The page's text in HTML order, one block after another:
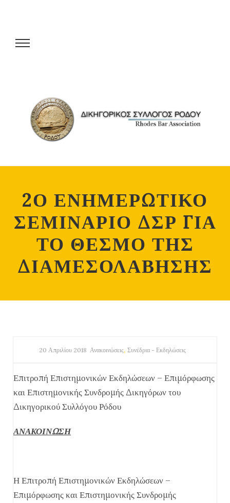
2Ο ΕΝΗΜΕΡΩΤΙΚΟ
ΣΕΜΙΝΑΡΙΟ ΔΣΡ ΓΙΑ
ΤΟ ΘΕΣΜΟ ΤΗΣ
ΔΙΑΜΕΣΟΛΑΒΗΣΗΣ
20 Απριλίου 2018 Ανακοινώσεις, Συνέδρια - Εκδηλώσεις
Επιτροπή Επιστημονικών Εκδηλώσεων – Επιμόρφωσης
και Επιστημονικής Συνδρομής Δικηγόρων του
Δικηγορικού Συλλόγου Ρόδου
ΑΝΑΚΟΙΝΩΣΗ
Η Επιτροπή Επιστημονικών Εκδηλώσεων –
Επιμόρφωσης και Επιστημονικής Συνδρομής